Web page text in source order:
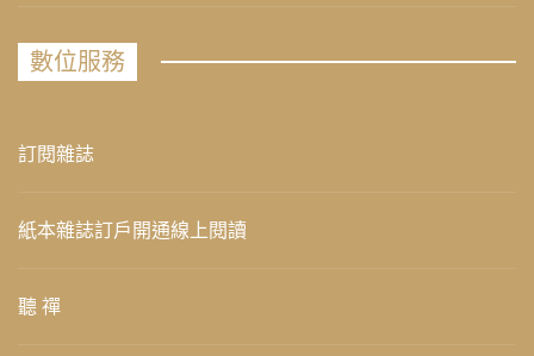
數位服務
訂閱雜誌
紙本雜誌訂戶開通線上閱讀
聽 禪